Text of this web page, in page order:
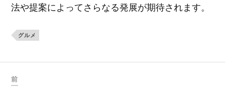
法や提案によってさらなる発展が期待されます。
グルメ
前